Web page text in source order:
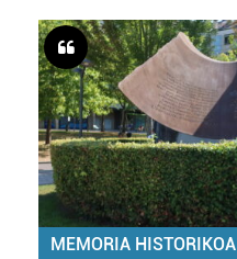
MEMORIA HISTORIKOA